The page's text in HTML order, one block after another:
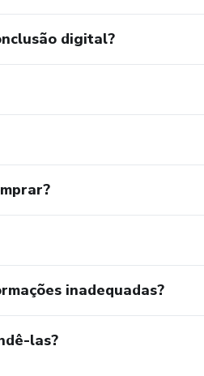
digital?
inadequadas?
las?